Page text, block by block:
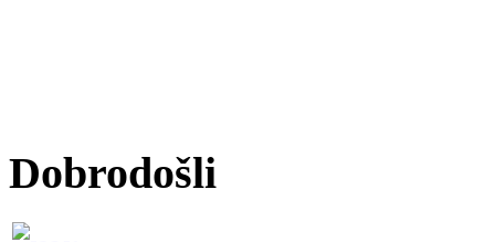
Dobrodošli